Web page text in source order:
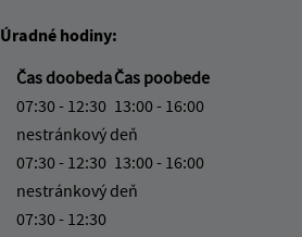
Úradné hodiny:
Čas doobedaČas poobede
07:30 - 12:30 13:00 - 16:00
nestránkový deň
07:30 - 12:30 13:00 - 16:00
nestránkový deň
07:30 - 12:30